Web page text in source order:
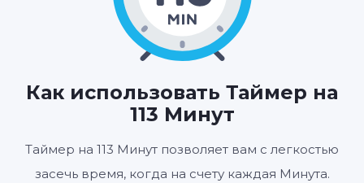
Как использовать Таймер на
113 Минут
Таймер на 113 Минут позволяет вам с легкостью
засечь время, когда на счету каждая Минута.
01 : 53 : 00
Старт Сбросить Настройки